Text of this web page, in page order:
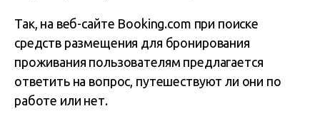
Так, на веб-сайте Booking.com при поиске
средств размещения для бронирования
проживания пользователям предлагается
ответить на вопрос, путешествуют ли они по
работе или нет.